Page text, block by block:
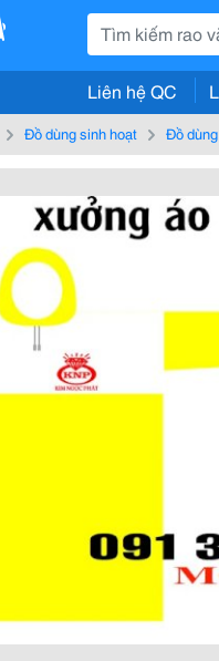
Liên hệ QC
Đồ dùng sinh hoạt Đồ